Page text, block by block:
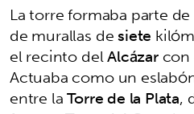
La torre formaba parte
de murallas desiete
el recinto delAlcázarcon
Actuaba como un
entre laTorre de la Plata,